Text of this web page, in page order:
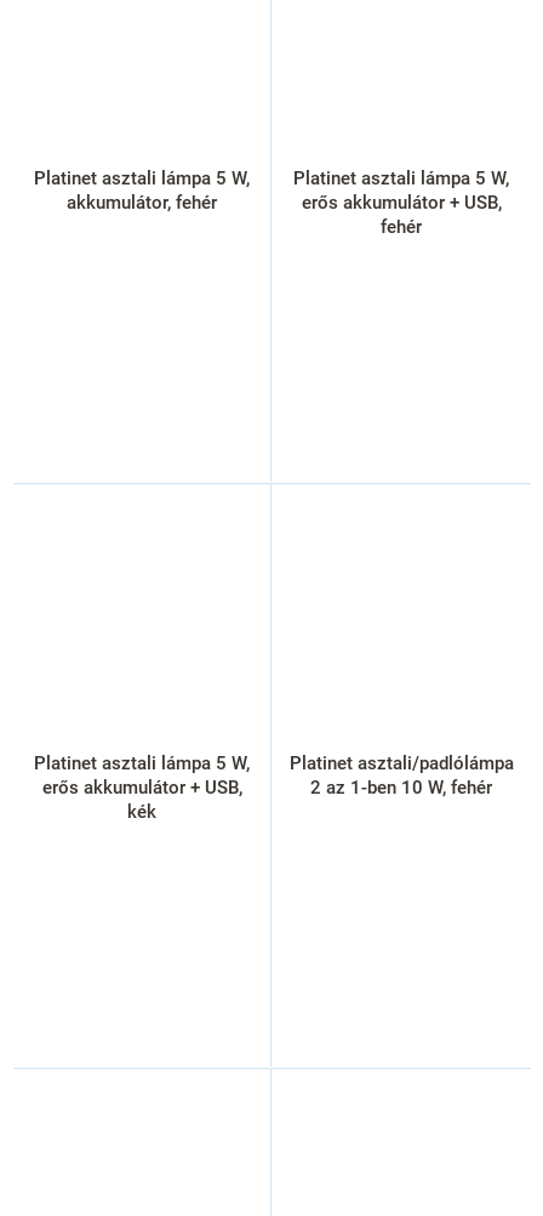
Platinet asztali lámpa 5 W,
akkumulátor, fehér
Platinet asztali lámpa 5 W,
erős akkumulátor + USB,
fehér
Platinet asztali lámpa 5 W,
erős akkumulátor + USB,
kék
Platinet asztali/padlólámpa
2 az 1-ben 10 W, fehér